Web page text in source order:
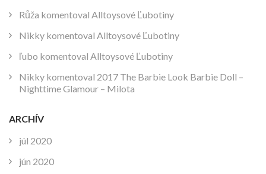
Růža komentoval Alltoysové Ľubotiny
Nikky komentoval Alltoysové Ľubotiny
ľubo komentoval Alltoysové Ľubotiny
Nikky komentoval 2017 The Barbie Look Barbie Doll –
Nighttime Glamour – Milota
ARCHÍV
júl 2020
jún 2020